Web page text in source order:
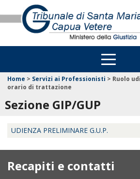
Home > Servizi ai Professionisti > Ruolo
orario di trattazione
Sezione GIP/GUP
UDIENZA PRELIMINARE G.U.P.
Recapiti e contatti